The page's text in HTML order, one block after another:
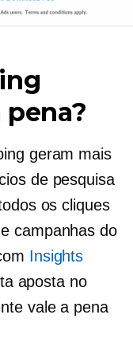
pena?
geram mais
de pesquisa
os cliques
campanhas do
Insights
aposta no
vale a pena